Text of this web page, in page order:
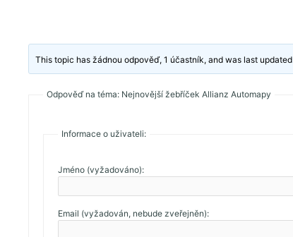
This topic has žádnou odpověď, 1 účastník, and was last updated
Odpověď na téma: Nejnovější žebříček Allianz Automapy
Informace o uživateli:
Jméno (vyžadováno):
Email (vyžadován, nebude zveřejněn):